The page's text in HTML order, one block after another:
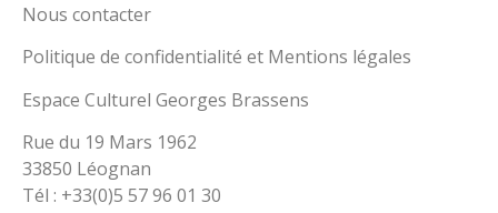
Nous contacter
Politique de confidentialité et Mentions légales
Espace Culturel Georges Brassens
Rue du 19 Mars 1962
33850 Léognan
Tél : +33(0)5 57 96 01 30